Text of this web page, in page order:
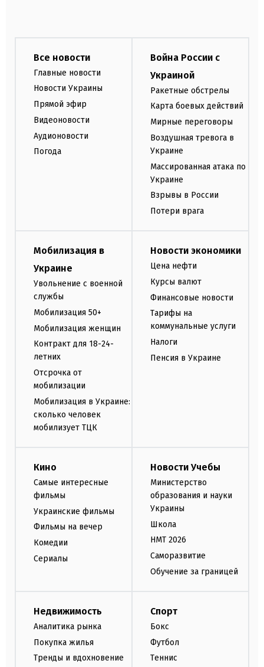
Все новости
Главные новости
Новости Украины
Прямой эфир
Видеоновости
Аудионовости
Погода
Война России с
Украиной
Ракетные обстрелы
Карта боевых действий
Мирные переговоры
Воздушная тревога в
Украине
Массированная атака по
Украине
Взрывы в России
Потери врага
Мобилизация в
Украине
Увольнение с военной
службы
Мобилизация 50+
Мобилизация женщин
Контракт для 18-24-
летних
Отсрочка от
мобилизации
Мобилизация в Украине:
сколько человек
мобилизует ТЦК
Новости экономики
Цена нефти
Курсы валют
Финансовые новости
Тарифы на
коммунальные услуги
Налоги
Пенсия в Украине
Кино
Самые интересные
фильмы
Украинские фильмы
Фильмы на вечер
Комедии
Сериалы
Новости Учебы
Министерство
образования и науки
Украины
Школа
НМТ 2026
Саморазвитие
Обучение за границей
Недвижимость
Аналитика рынка
Покупка жилья
Тренды и вдохновение
Спорт
Бокс
Футбол
Теннис